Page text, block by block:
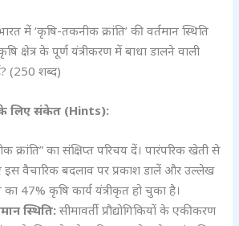
में ‘कृषि-तकनीक क्रांति’ की वर्तमान स्थिति
क्षेत्र के पूर्ण यंत्रीकरण में बाधा डालने वाली
(250 शब्द)
के लिए संकेत (Hints):
क्रांति” का संक्षिप्त परिचय दें। पारंपरिक खेती से
वैचारिक बदलाव पर प्रकाश डालें और उल्लेख
47% कृषि कार्य यंत्रीकृत हो चुका है।
स्थिति: सीमावर्ती प्रौद्योगिकियों के एकीकरण